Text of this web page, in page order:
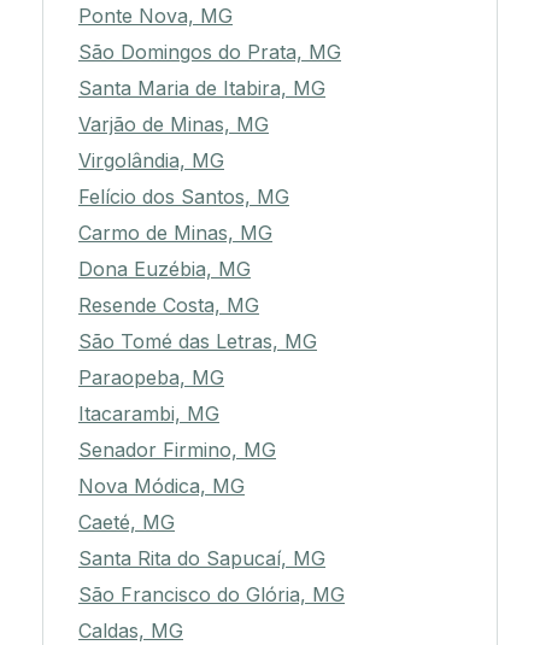
Ponte Nova, MG
São Domingos do Prata, MG
Santa Maria de Itabira, MG
Varjão de Minas, MG
Virgolândia, MG
Felício dos Santos, MG
Carmo de Minas, MG
Dona Euzébia, MG
Resende Costa, MG
São Tomé das Letras, MG
Paraopeba, MG
Itacarambi, MG
Senador Firmino, MG
Nova Módica, MG
Caeté, MG
Santa Rita do Sapucaí, MG
São Francisco do Glória, MG
Caldas, MG